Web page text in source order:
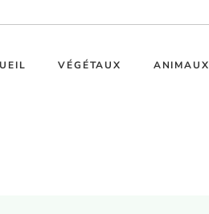
VÉGÉTAUX ANIMAUX